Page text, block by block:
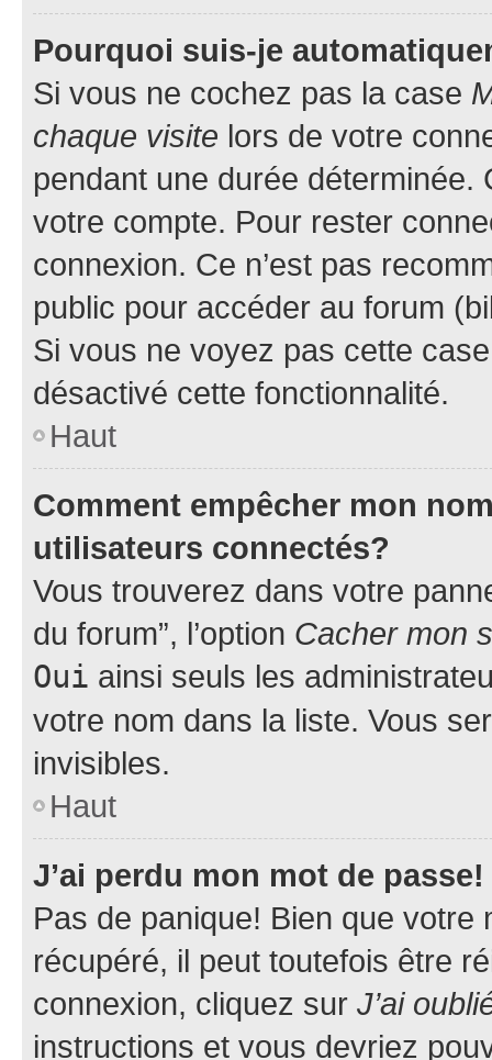
Pourquoi suis-je
Si vous ne cochez pas la case
chaque visite lors de votre
pendant une durée déterminée.
votre compte. Pour rester
connexion. Ce n’est pas
public pour accéder au forum
Si vous ne voyez pas cette
désactivé cette fonctionnalité.
Haut
Comment empêcher mon
utilisateurs connectés?
Vous trouverez dans votre
du forum”, l’option Cacher mon
Oui ainsi seuls les
votre nom dans la liste. Vous
invisibles.
Haut
J’ai perdu mon mot de passe!
Pas de panique! Bien que
récupéré, il peut toutefois être
connexion, cliquez sur J’ai
instructions et vous devriez